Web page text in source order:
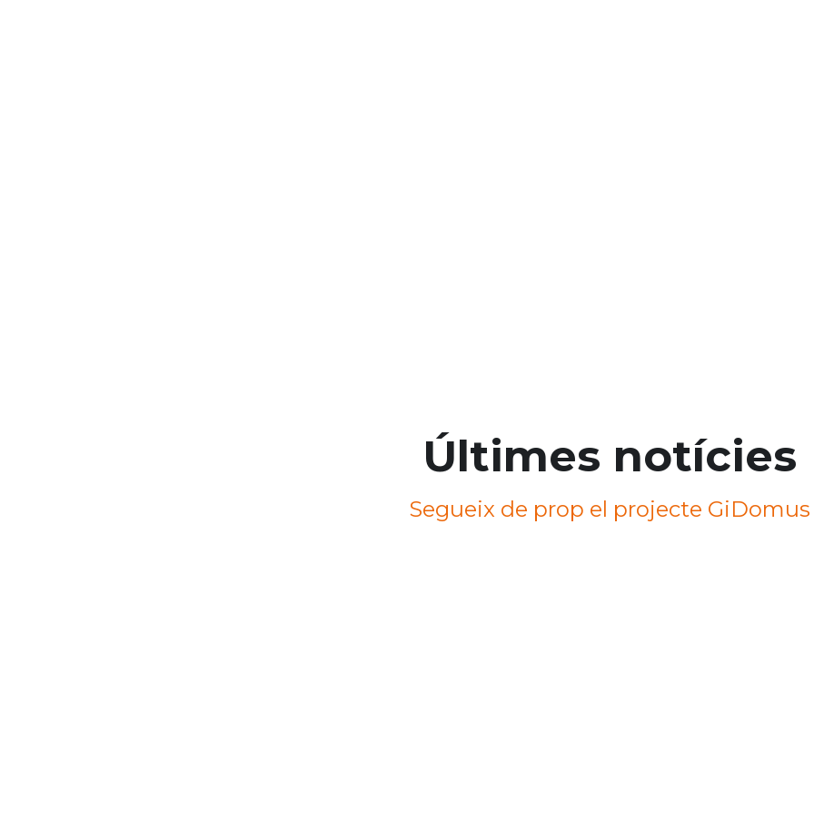
Últimes notícies
Segueix de prop el projecte GiDomus